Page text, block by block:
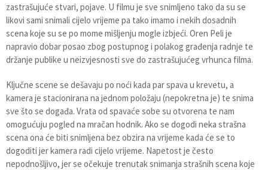
zastrašujuće stvari, pojave. U filmu je sve snimljeno tako da su se
likovi sami snimali cijelo vrijeme pa tako imamo i nekih dosadnih
scena koje su se po mome mišljenju mogle izbjeći. Oren Peli je
napravio dobar posao zbog postupnog i polakog građenja radnje te
držanje publike u neizvjesnosti sve do zastrašujućeg vrhunca filma.
Ključne scene se dešavaju po noći kada par spava u krevetu, a
kamera je stacionirana na jednom položaju (nepokretna je) te snima
sve što se događa. Vrata od spavaće sobe su otvorena te nam
omogućuju pogled na mračan hodnik. Ako se dogodi neka strašna
scena ona će biti snimljena bez obzira na vrijeme kada će se to
dogoditi jer kamera radi cijelo vrijeme. Napetost je često
nepodnošljivo, jer se očekuje trenutak snimanja strašnih scena koje